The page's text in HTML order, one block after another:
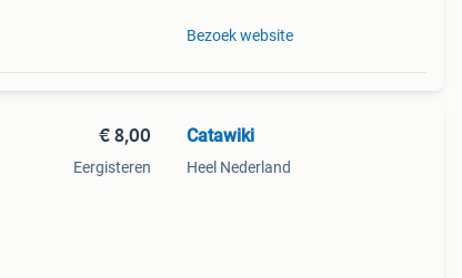
Bezoek website
€ 8,00
Eergisteren
Catawiki
Heel Nederland